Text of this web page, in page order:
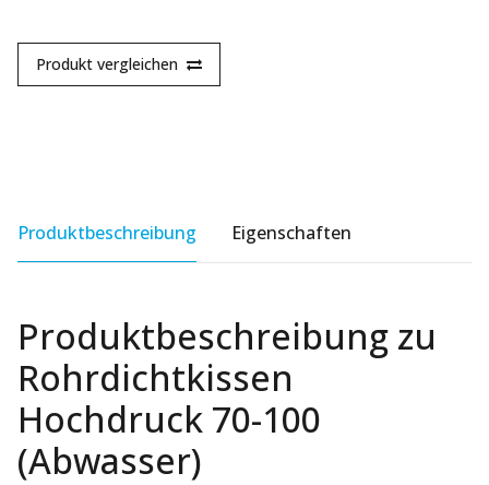
Produkt vergleichen
Produktbeschreibung Eigenschaften
Produktbeschreibung zu
Rohrdichtkissen
Hochdruck 70-100
(Abwasser)